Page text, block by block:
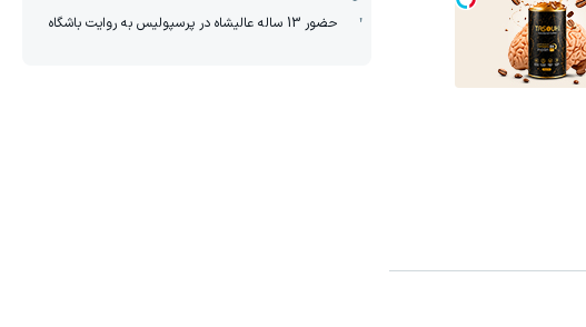
حضور 13 ساله عالیشاه در پرسپولیس به روایت باشگاه